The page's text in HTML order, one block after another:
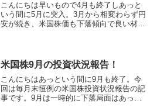
こんにちは早いもので4月も終了しあっと
いう間に5月に突入。3月から相変わらず円
安が続き、米国株価も下落傾向で良い材料
付銘...
米国株9月の投資状況報告！
こんにちはあっという間に9月も終了。今
回は毎月末恒例の米国株投資状況報告の記
事です。9月は一時的に下落局面はあった